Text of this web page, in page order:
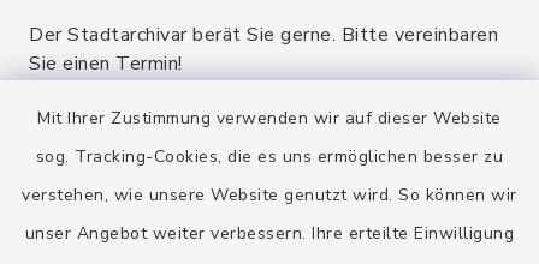
Mit Ihrer Zustimmung verwenden wir auf dieser Website
sog. Tracking-Cookies, die es uns ermöglichen besser zu
verstehen, wie unsere Website genutzt wird. So können wir
unser Angebot weiter verbessern. Ihre erteilte Einwilligung
Der Stadtarchivar berät Sie gerne. Bitte vereinbaren
Sie einen Termin!
Terminanfrage senden
Quicklinks